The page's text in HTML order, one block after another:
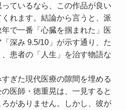
ているなら、この作品が良い
れます。結論から言うと、派
で一番「心臓を掴まれた」医
深み 9.5/10」 が示す通り、た
患者の「人生」を治す物語な
ぎた現代医療の隙間を埋める
の医師・徳重晃は、一見すると
がありません。しかし、彼が